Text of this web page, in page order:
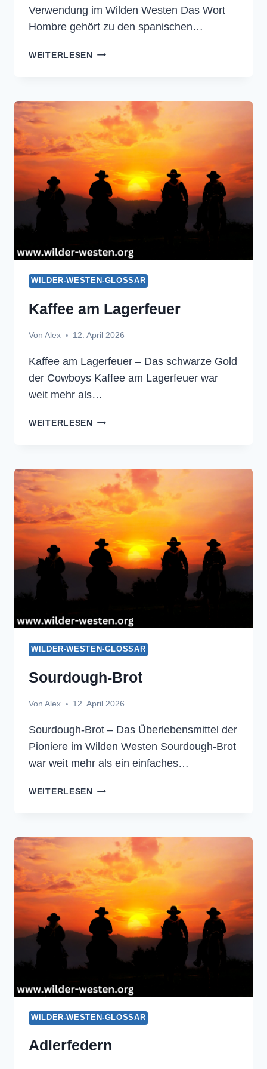
Verwendung im Wilden Westen Das Wort
Hombre gehört zu den spanischen…
WEITERLESENHOMBRE
WILDER-WESTEN-GLOSSAR
Kaffee am Lagerfeuer
Von Alex 12. April 2026
Kaffee am Lagerfeuer – Das schwarze Gold
der Cowboys Kaffee am Lagerfeuer war
weit mehr als…
WEITERLESENKAFFEE
WILDER-WESTEN-GLOSSAR
Sourdough-Brot
Von Alex 12. April 2026
Sourdough-Brot – Das Überlebensmittel der
Pioniere im Wilden Westen Sourdough-Brot
war weit mehr als ein einfaches…
WEITERLESENSOURDOUGH-
WILDER-WESTEN-GLOSSAR
Adlerfedern